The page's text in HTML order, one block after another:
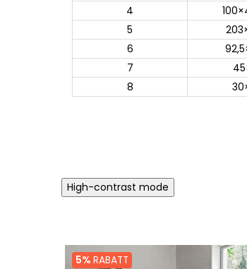
4
5
6
7
8
High-contrast mode
5% RABATT